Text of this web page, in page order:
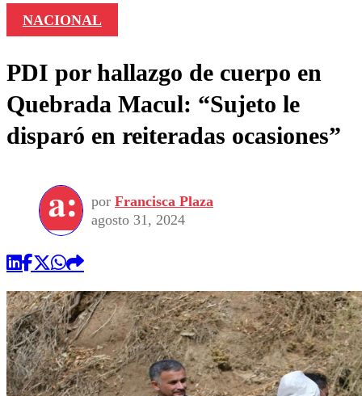
NACIONAL
PDI por hallazgo de cuerpo en
Quebrada Macul: “Sujeto le
disparó en reiteradas ocasiones”
por Francisca Plaza
agosto 31, 2024